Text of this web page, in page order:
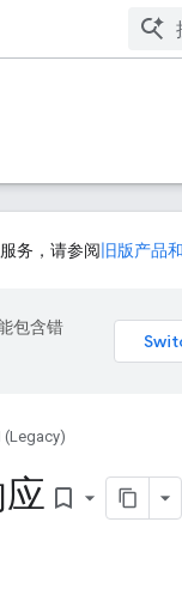
务，请参阅 旧版产品
包含错
(Legacy)
bookmark_border